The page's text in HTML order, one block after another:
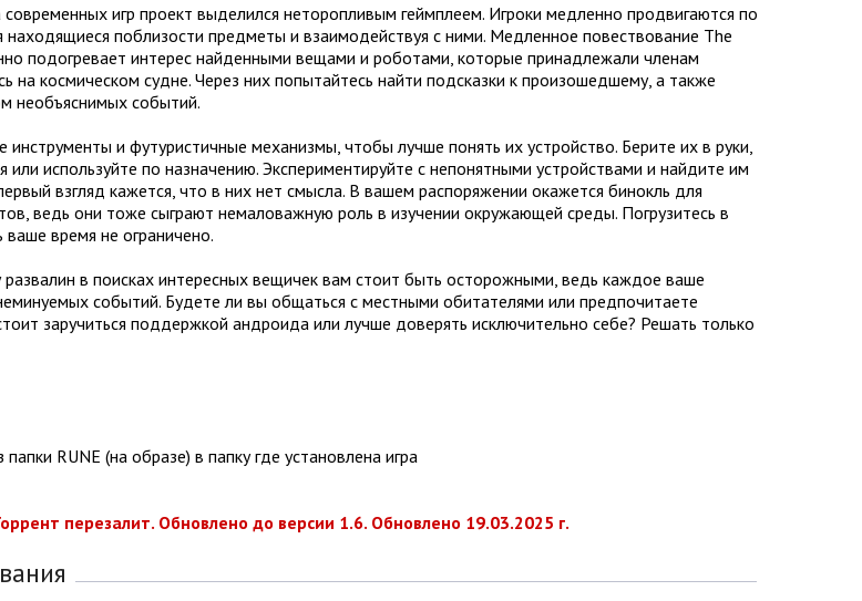
игр проект выделился неторопливым геймплеем. Игроки медленно продвигаются по
находящиеся поблизости предметы и взаимодействуя с ними. Медленное повествование The
подогревает интерес найденными вещами и роботами, которые принадлежали членам
на космическом судне. Через них попытайтесь найти подсказки к произошедшему, а также
необъяснимых событий.
инструменты и футуристичные механизмы, чтобы лучше понять их устройство. Берите их в руки,
используйте по назначению. Экспериментируйте с непонятными устройствами и найдите им
взгляд кажется, что в них нет смысла. В вашем распоряжении окажется бинокль для
ведь они тоже сыграют немаловажную роль в изучении окружающей среды. Погрузитесь в
время не ограничено.
в поисках интересных вещичек вам стоит быть осторожными, ведь каждое ваше
событий. Будете ли вы общаться с местными обитателями или предпочитаете
заручиться поддержкой андроида или лучше доверять исключительно себе? Решать только
RUNE (на образе) в папку где установлена игра
перезалит. Обновлено до версии 1.6. Обновлено 19.03.2025 г.